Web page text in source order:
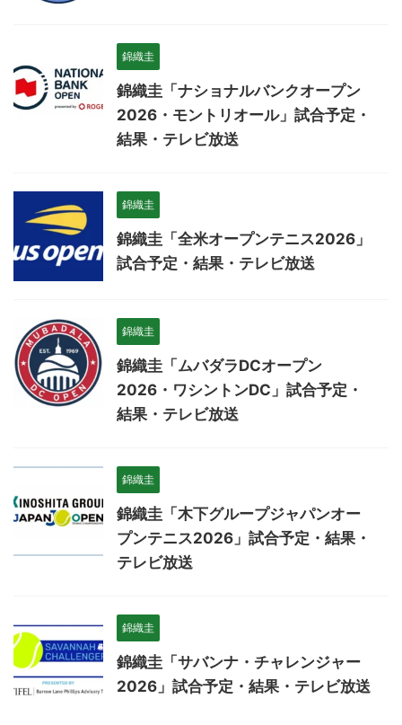
錦織圭
錦織圭「ナショナルバンクオープン
2026・モントリオール」試合予定・
結果・テレビ放送
錦織圭
錦織圭「全米オープンテニス2026」
試合予定・結果・テレビ放送
錦織圭
錦織圭「ムバダラDCオープン
2026・ワシントンDC」試合予定・
結果・テレビ放送
錦織圭
錦織圭「木下グループジャパンオー
プンテニス2026」試合予定・結果・
テレビ放送
錦織圭
錦織圭「サバンナ・チャレンジャー
2026」試合予定・結果・テレビ放送